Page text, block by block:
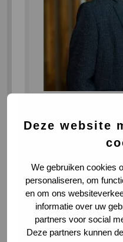
Deze website
We gebruiken cookies
personaliseren, om
en om ons
informatie over uw
partners voor social
Deze partners kunnen
+316 8377 2327